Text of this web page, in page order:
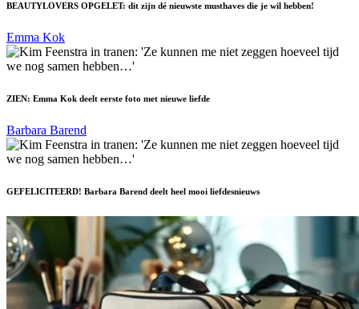
BEAUTYLOVERS OPGELET: dit zijn dé nieuwste musthaves die je wil hebben!
Emma Kok
ZIEN: Emma Kok deelt eerste foto met nieuwe liefde
Barbara Barend
GEFELICITEERD! Barbara Barend deelt heel mooi liefdesnieuws